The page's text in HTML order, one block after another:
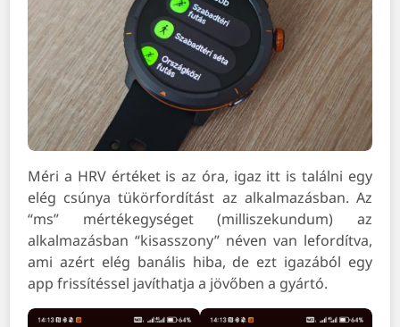
Méri a HRV értéket is az óra, igaz itt is találni egy
elég csúnya tükörfordítást az alkalmazásban. Az
“ms” mértékegységet (milliszekundum) az
alkalmazásban “kisasszony” néven van lefordítva,
ami azért elég banális hiba, de ezt igazából egy
app frissítéssel javíthatja a jövőben a gyártó.